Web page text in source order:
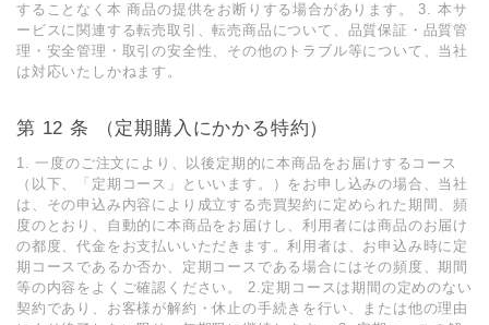
することなく本 商品の提供をお断りする場合があります。 3. 本サ
ービスに関連する転売取引、転売商品について、品質保証・品質管
理・安全管理・取引の安全性、その他のトラブル等について、当社
は対応いたしかねます。
第 12 条 （定期購⼊にかかる特約）
1. ⼀度のご注⽂により、以後定期的に本商品をお届けするコース
（以下、「定期コース」といいます。）をお申し込みの場合、当社
は、その申込み内容により成⽴する売買契約に定められた期間、頻
度のとおり、⾃動的に本商品をお届けし、利⽤者には商品のお届け
の都度、代⾦をお⽀払いいただきます。利⽤者は、お申込み時に定
期コースであるか否か、定期コースである場合にはその頻度、期間
等の内容をよくご確認ください。 2.定期コースは期間の定めのない
契約であり、お客様が解約・休⽌の⼿続きを⾏い、または他の理由